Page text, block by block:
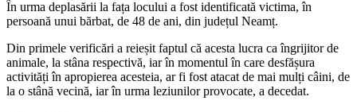
În urma deplasării la fața locului a fost identificată victima, în
persoană unui bărbat, de 48 de ani, din județul Neamț.
Din primele verificări a reieșit faptul că acesta lucra ca îngrijitor de
animale, la stâna respectivă, iar în momentul în care desfășura
activități în apropierea acesteia, ar fi fost atacat de mai mulți câini, de
la o stână vecină, iar în urma leziunilor provocate, a decedat.